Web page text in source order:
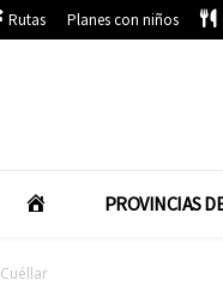
Rutas Planes con niños
I
N
PROVINCIAS
Cuéllar